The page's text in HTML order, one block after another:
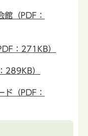
（PDF：
：271KB）
289KB）
ド（PDF：